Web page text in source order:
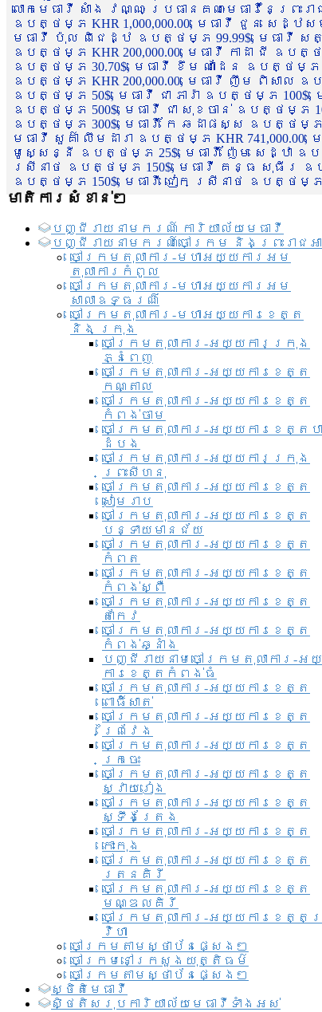
លោកមេធាវី សាំង វណ្ណៈ ប្រធានគណៈមេធាវីនៃព្
ឧបត្ថម្ភ KHR 1,000,000.00, មេធាវី ជួន ស
មេធាវី ប៉ុល ពិជេដ្ឋ ឧបត្ថម្ភ 99.99$, មេធាវី សត្
ឧបត្ថម្ភ KHR 200,000.00, មេធាវី កាដា ជី ឧបត្
ឧបត្ថម្ភ 30.70$, មេធាវី ខឹម ណាដែន ឧបត្ថម្ភ
ឧបត្ថម្ភ KHR 200,000.00, មេធាវី ញឹម ពិសាល
ឧបត្ថម្ភ 50$, មេធាវី ជា ភារ៉ា ឧបត្ថម្ភ
ឧបត្ថម្ភ 500$, មេធាវី ជា សុខចាន់ ឧបត្ថម្ភ
ឧបត្ថម្ភ 300$, មេធាវី កែ ឆដាផស្ស ឧបត្ថម្ភ
មេធាវី សួគ៌ា លឹមដារា ឧបត្ថម្ភ KHR
មូសេ្សន្នី ឧបត្ថម្ភ 25$, មេធាវី ញ៉ែម សេដ្ឋា ឧ
ស្រីនាថ ឧបត្ថម្ភ 150$, មេធាវី គន្ធ សុធីរ ឧបត្ថ
ឧបត្ថម្ភ 150$, មេធាវី ជៀក ស្រីនាថ ឧបត្ថម្ភ
មាតិការសំខាន់ៗ
បញ្ជី​រាយ​នាមករណ៍ ការិយាល័យ​មេធាវី​
បញ្ជី​រាយ​នាមករណ៍​ចៅក្រម និងព្រះរាជអា
ចៅក្រមតុលាការ-មហាអយ្យការអម
តុលាការកំពូល
ចៅក្រមតុលាការ-មហាអយ្យការអម
សាលាឧទ្ធរណ៏
ចៅក្រមតុលាការ-មហាអយ្យការខេត្ត
និង ក្រុង
ចៅក្រមតុលាការ-អយ្យការក្រុង
ភ្នំពេញ
ចៅក្រមតុលាការ-អយ្យការខេត្ត
កណ្តាល
ចៅក្រមតុលាការ-អយ្យការខេត្ត
កំពង់ចាម
ចៅក្រមតុលាការ-អយ្យការខេត្តប
ដំបង
ចៅក្រមតុលាការ-អយ្យការ​ក្រុង
ព្រះសីហនុ
ចៅក្រមតុលាការ-អយ្យការខេត្ត
សៀមរាប
ចៅក្រមតុលាការ-អយ្យការខេត្ត
បន្ទាយមានជ័យ
ចៅក្រមតុលាការ-អយ្យការខេត្ត
កំពត
ចៅក្រមតុលាការ-អយ្យការខេត្ត
កំពង់ស្ពឺ
ចៅក្រមតុលាការ-អយ្យការខេត្ត
តាកែវ
ចៅក្រមតុលាការ-អយ្យការខេត្ត
កំពង់ឆ្នាំង
បញ្ជីរាយនាមចៅក្រមតុលាការ-អ
ការខេត្តកំពង់ធំ
ចៅក្រមតុលាការ-អយ្យការខេត្ត
ពោធិ៍សាត់
ចៅក្រមតុលាការ-អយ្យការខេត្ត
ព្រៃវែង
ចៅក្រមតុលាការ-អយ្យការខេត្ត
ក្រចេះ
ចៅក្រមតុលាការ-អយ្យការខេត្ត
ស្វាយរៀង
ចៅក្រមតុលាការ-អយ្យការខេត្ត
ស្ទឹងត្រែង
ចៅក្រមតុលាការ-អយ្យការខេត្ត
កោះកុង
ចៅក្រមតុលាការ-អយ្យការខេត្ត
រតនគិរី
ចៅក្រមតុលាការ-អយ្យការខេត្ត
មណ្ឌលគិរី
ចៅក្រមតុលាការ-អយ្យការខេត្តព្
វិហា
ចៅក្រមតាមស្ថាប័នផ្សេងៗ
ចៅក្រមនៅក្រសួងយុត្តិធម៌
ចៅក្រមតាមស្ថាប័នផ្សេងៗ
ស្ថិតិមេធាវី
សិ្ថតិសរុបការិយាល័យមេធាវីទាំងអស់​